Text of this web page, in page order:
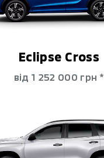
Eclipse Cross
від 1 252 000 гpн *